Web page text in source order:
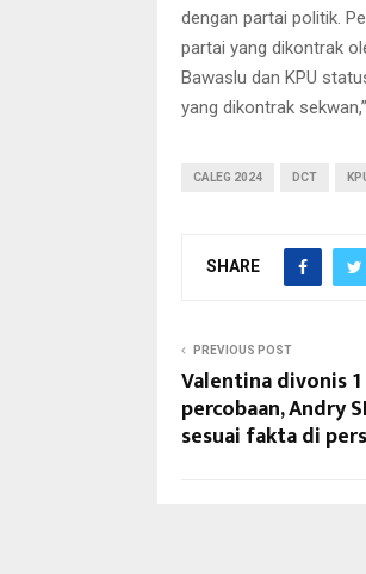
dengan partai politik.
partai yang dikontrak
Bawaslu dan KPU
yang dikontrak
CALEG 2024 DCT
SHARE
PREVIOUS POST
Valentina divonis
percobaan, Andry
sesuai fakta di